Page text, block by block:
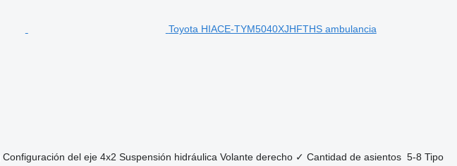
Toyota HIACE-TYM5040XJHFTHS ambulancia
Configuración del eje 4x2 Suspensión hidráulica Volante derecho ✓ Cantidad de asientos 5-8 Tipo